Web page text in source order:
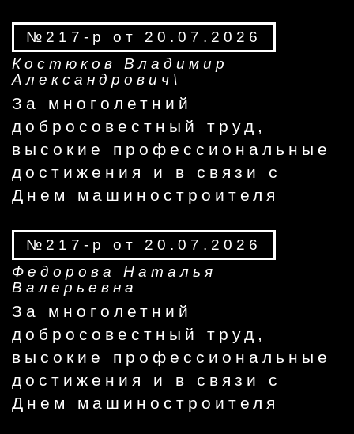
№217-р от 20.07.2026
Костюков Владимир
Александрович\
За многолетний
добросовестный труд,
высокие профессиональные
достижения и в связи с
Днем машиностроителя
№217-р от 20.07.2026
Федорова Наталья
Валерьевна
За многолетний
добросовестный труд,
высокие профессиональные
достижения и в связи с
Днем машиностроителя